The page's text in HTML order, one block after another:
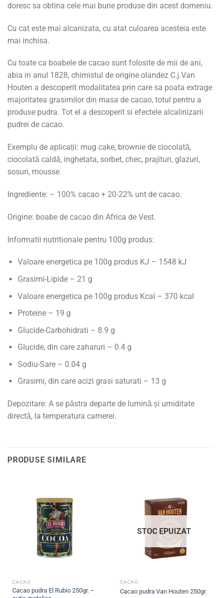
doresc sa obtina cele mai bune produse din acest domeniu.
Cu cat este mai alcanizata, cu atat culoarea acesteia este
mai inchisa.
Cu toate ca boabele de cacao sunt folosite de mii de ani,
abia in anul 1828, chimistul de origine olandez C.j.Van
Houten a descoperit modalitatea prin care sa poata extrage
majoritatea grasimilor din masa de cacao, totul pentru a
produse pudra. Tot el a descoperit si efectele alcalinizarii
pudrei de cacao.
Exemplu de aplicații: mug cake, brownie de ciocolată,
ciocolată caldă, inghetata, sorbet, chec, prajituri, glazuri,
sosuri, mousse.
Ingrediente: – 100% cacao + 20-22% unt de cacao.
Origine: boabe de cacao din Africa de Vest.
Informatii nutritionale pentru 100g produs:
Valoare energetica pe 100g produs KJ – 1548 kJ
Grasimi-Lipide – 21 g
Valoare energetica pe 100g produs Kcal – 370 kcal
Proteine – 19 g
Glucide-Carbohidrati – 8.9 g
Glucide, din care zaharuri – 0.4 g
Sodiu-Sare – 0.04 g
Grasimi, din care acizi grasi saturati – 13 g
Depozitare: A se păstra departe de lumină și umiditate
directă, la temperatura camerei.
PRODUSE SIMILARE
CACAO
Cacao pudra El Rubio 250gr. –
STOC EPUIZAT
CACAO
Cacao pudra Van Houten 250gr.